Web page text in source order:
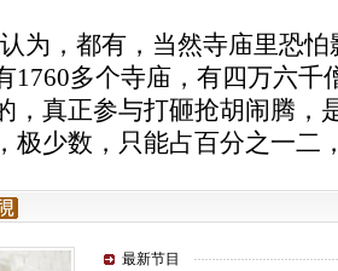
为，都有，当然寺庙里恐
1760多个寺庙，有四万六千
，真正参与打砸抢胡闹腾，
极少数，只能占百分之一二